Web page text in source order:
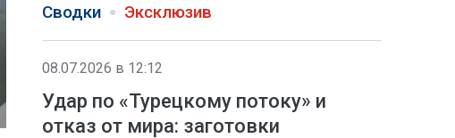
Сводки Эксклюзив
08.07.2026 в 12:12
Удар по «Турецкому потоку» и
отказ от мира: заготовки